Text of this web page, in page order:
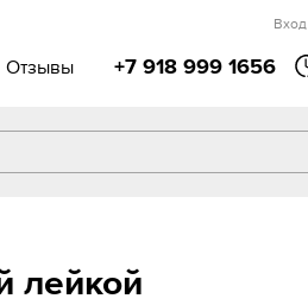
Отзывы +7 918 999 1656
Вход
лейкой